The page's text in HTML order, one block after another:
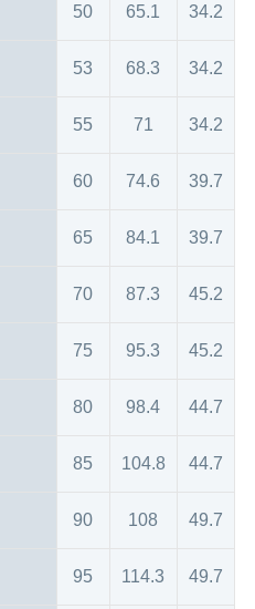
50 65.1 34.2
53 68.3 34.2
55 71 34.2
60 74.6 39.7
65 84.1 39.7
70 87.3 45.2
75 95.3 45.2
80 98.4 44.7
85 104.8 44.7
90 108 49.7
95 114.3 49.7